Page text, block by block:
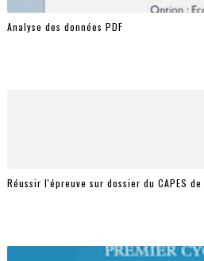
Analyse des données PDF
Réussir l'épreuve sur dossier du CAPES